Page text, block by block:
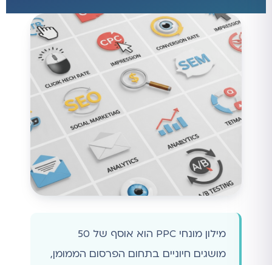
מילון מונחי PPC הוא אוסף של 50
מושגים חיוניים בתחום הפרסום הממומן,